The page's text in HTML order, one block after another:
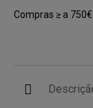
Compras ≥ a 750€